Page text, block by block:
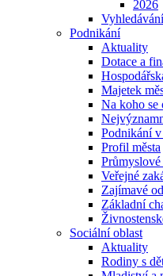
2026
Vyhledávání
Podnikání
Aktuality
Dotace a
Majetek
Na koho se
Podnikání
Profil města
Veřejné
Zajímavé
Základní
Sociální oblast
Aktuality
Rodiny s